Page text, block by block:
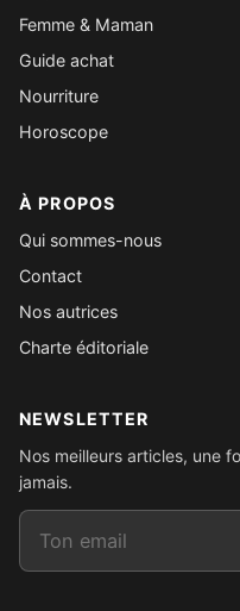
Femme & Maman
Guide achat
Nourriture
Horoscope
À PROPOS
Qui sommes-nous
Contact
Nos autrices
Charte éditoriale
NEWSLETTER
Nos meilleurs articles, une
jamais.
Email